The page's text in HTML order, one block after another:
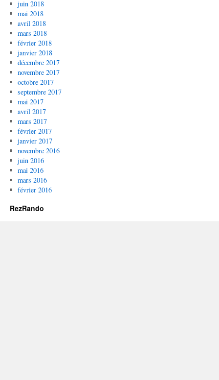
juin 2018
mai 2018
avril 2018
mars 2018
février 2018
janvier 2018
décembre 2017
novembre 2017
octobre 2017
septembre 2017
mai 2017
avril 2017
mars 2017
février 2017
janvier 2017
novembre 2016
juin 2016
mai 2016
mars 2016
février 2016
RezRando